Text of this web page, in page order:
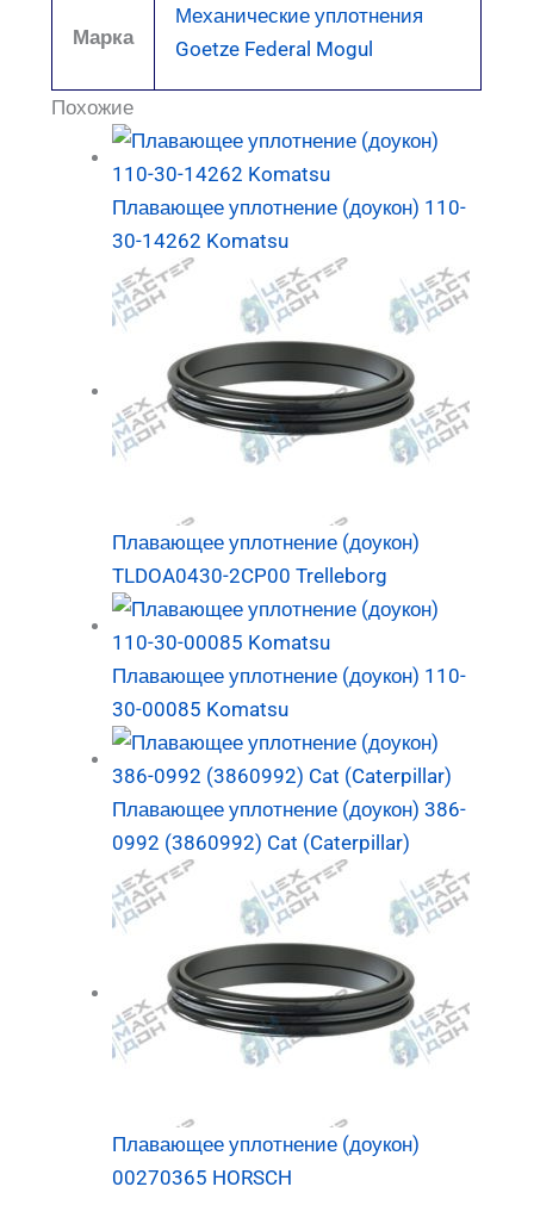
Марка
Механические уплотнения
Goetze Federal Mogul
Похожие
Плавающее уплотнение (доукон) 110-
30-14262 Komatsu
Плавающее уплотнение (доукон)
TLDOA0430-2CP00 Trelleborg
Плавающее уплотнение (доукон) 110-
30-00085 Komatsu
Плавающее уплотнение (доукон) 386-
0992 (3860992) Cat (Caterpillar)
Плавающее уплотнение (доукон)
00270365 HORSCH